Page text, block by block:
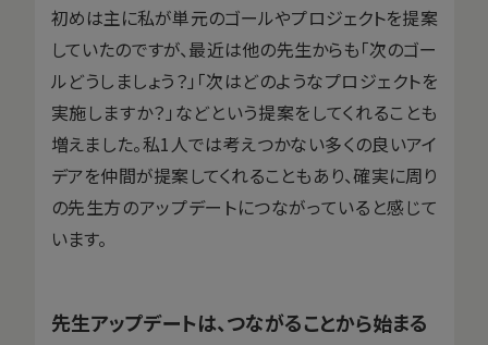
初めは主に私が単元のゴールやプロジェクトを提案
していたのですが、最近は他の先生からも「次のゴー
ルどうしましょう？」「次はどのようなプロジェクトを
実施しますか？」などという提案をしてくれることも
増えました。私1人では考えつかない多くの良いアイ
デアを仲間が提案してくれることもあり、確実に周り
の先生方のアップデートにつながっていると感じて
います。
先生アップデートは、つながることから始まる